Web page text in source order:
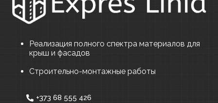
Реализация полного спектра материалов для
крыш и фасадов
Строительно-монтажные работы
+373 68 555 426